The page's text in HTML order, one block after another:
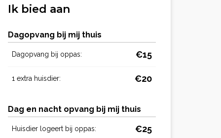
Ik bied aan
Dagopvang bij mij thuis
Dagopvang bij oppas: €15
1 extra huisdier: €20
Dag en nacht opvang bij mij thuis
Huisdier logeert bij oppas: €25